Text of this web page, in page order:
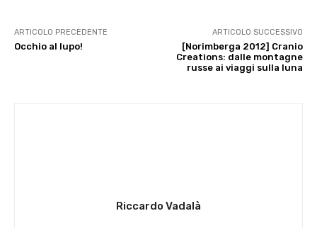
ARTICOLO PRECEDENTE
Occhio al lupo!
ARTICOLO SUCCESSIVO
[Norimberga 2012] Cranio
Creations: dalle montagne
russe ai viaggi sulla luna
Riccardo Vadalà